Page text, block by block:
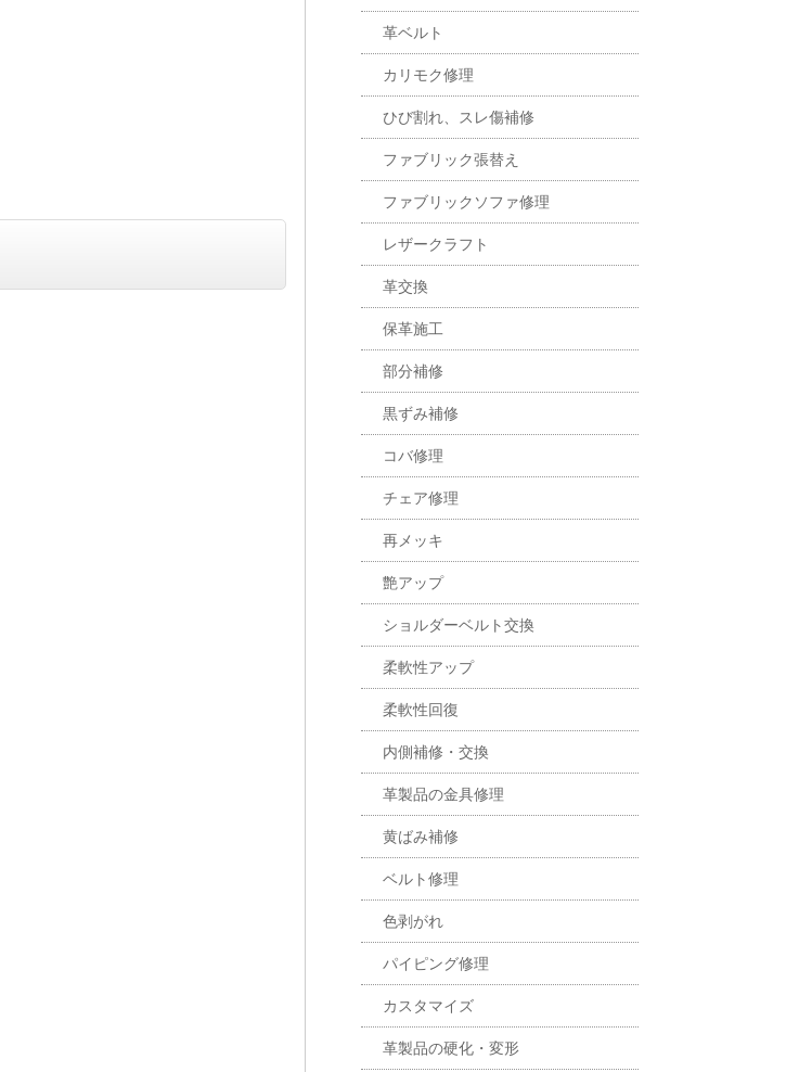
革ベルト
カリモク修理
ひび割れ、スレ傷補修
ファブリック張替え
ファブリックソファ修理
レザークラフト
革交換
保革施工
部分補修
黒ずみ補修
コバ修理
チェア修理
再メッキ
艶アップ
ショルダーベルト交換
柔軟性アップ
柔軟性回復
内側補修・交換
革製品の金具修理
黄ばみ補修
ベルト修理
色剥がれ
パイピング修理
カスタマイズ
革製品の硬化・変形